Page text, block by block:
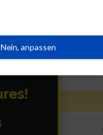
Nein, anpassen